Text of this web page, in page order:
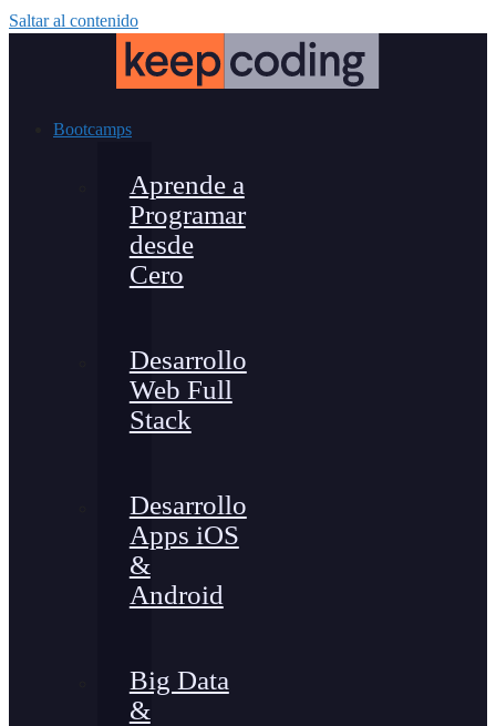
Saltar al contenido
Bootcamps
Aprende a
Programar
desde
Cero
Desarrollo
Web Full
Stack
Desarrollo
Apps iOS
&
Android
Big Data
&